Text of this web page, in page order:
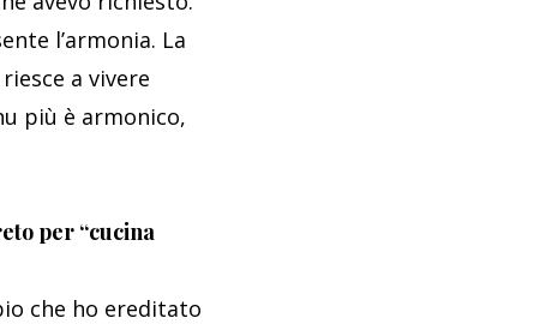
l’armonia. La
a vivere
più è armonico,
per “cucina
che ho ereditato